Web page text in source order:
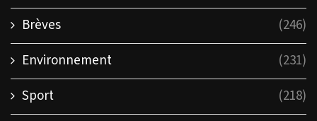
Brèves
(246)
Environnement
(231)
Sport
(218)